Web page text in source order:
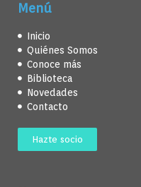
Menú
Inicio
Quiénes Somos
Conoce más
Biblioteca
Novedades
Contacto
Hazte socio